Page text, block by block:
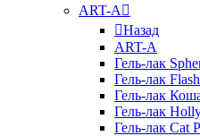
ART-A
Назад
ART-A
Гель-лак
Гель-лак Flash
Гель-лак
Гель-лак
Гель-лак Cat